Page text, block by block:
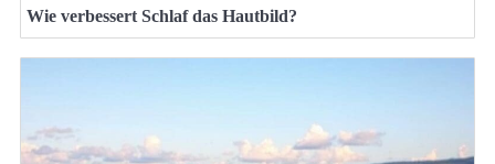
Wie verbessert Schlaf das Hautbild?